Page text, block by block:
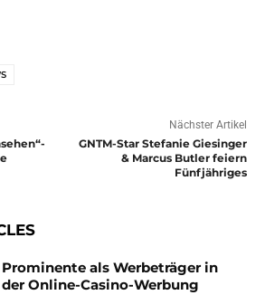
Nächster Artikel
GNTM-Star Stefanie Giesinger
& Marcus Butler feiern
Fünfjähriges
Prominente als Werbeträger in
der Online-Casino-Werbung